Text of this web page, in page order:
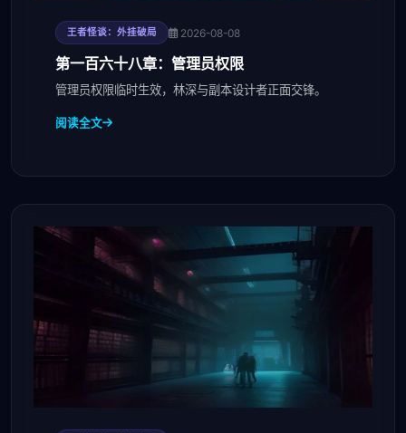
王者怪谈：外挂破局 2026-08-08
第一百六十八章：管理员权限
管理员权限临时生效，林深与副本设计者正面交锋。
阅读全文